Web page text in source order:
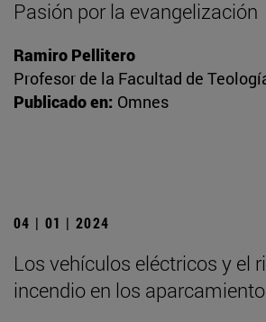
Pasión por la evangelización
Ramiro Pellitero
Profesor de la Facultad de
Publicado en: Omnes
04 | 01 | 2024
Los vehículos eléctricos y el
incendio en los